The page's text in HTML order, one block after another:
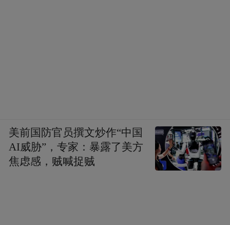
美前国防官员撰文炒作“中国
AI威胁”，专家：暴露了美方
焦虑感，贼喊捉贼